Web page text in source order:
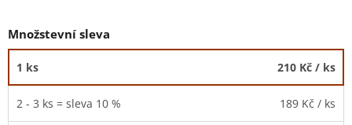
Množstevní sleva
1 ks 210 Kč / ks
2 - 3 ks = sleva 10 % 189 Kč / ks